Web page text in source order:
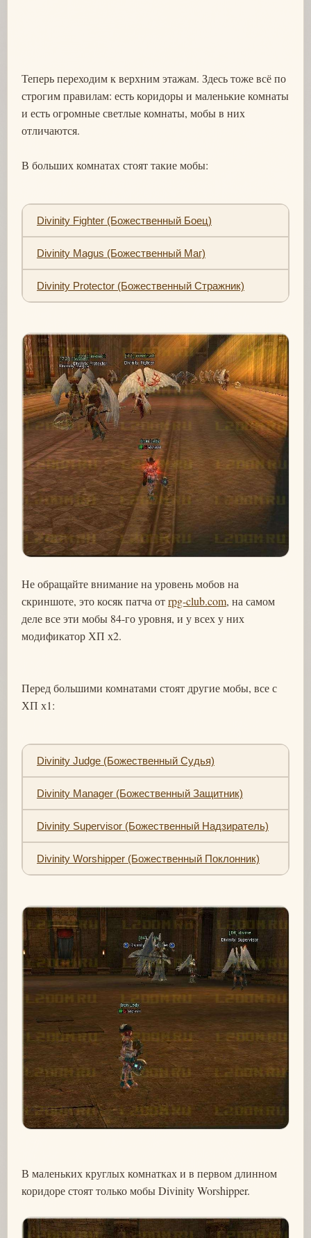
Теперь переходим к верхним этажам. Здесь тоже всё по
строгим правилам: есть коридоры и маленькие комнаты
и есть огромные светлые комнаты, мобы в них
отличаются.
В больших комнатах стоят такие мобы:
Divinity Fighter (Божественный Боец)
Divinity Magus (Божественный Маг)
Divinity Protector (Божественный Стражник)
Не обращайте внимание на уровень мобов на
скриншоте, это косяк патча отrpg-club.com, на самом
деле все эти мобы 84-го уровня, и у всех у них
модификатор ХП х2.
Перед большими комнатами стоят другие мобы, все с
ХП х1:
Divinity Judge (Божественный Судья)
Divinity Manager (Божественный Защитник)
Divinity Supervisor (Божественный Надзиратель)
Divinity Worshipper (Божественный Поклонник)
В маленьких круглых комнатках и в первом длинном
коридоре стоят только мобы Divinity Worshipper.